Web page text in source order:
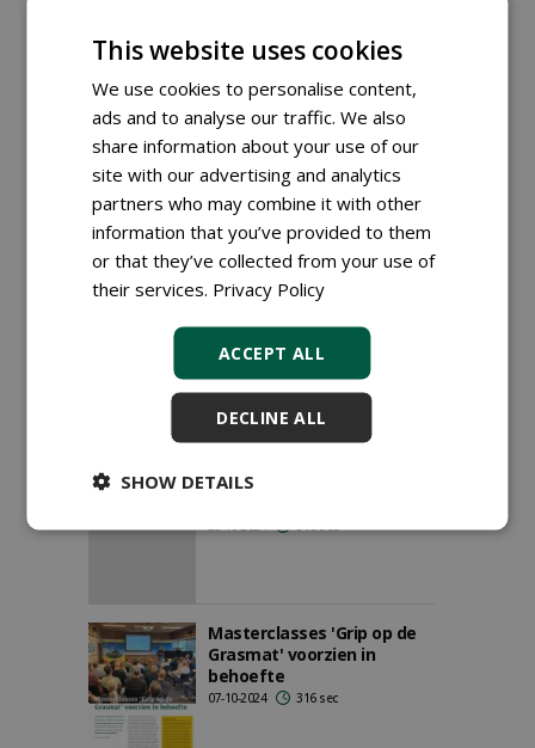
Nico van Vuuren blikt terug
op succes SGL: 'Wij waren
dag en nacht met ons
bedrijf bezig'
01-04-2025 330 sec
'Gene-editing kan drempels
wegnemen'
15-11-2024 176 sec
Grasmat' voorzien in
25-10-2024 316 sec
Masterclasses 'Grip op de
Grasmat' voorzien in
behoefte
07-10-2024 316 sec
This website uses cookies
We use cookies to personalise content,
ads and to analyse our traffic. We also
share information about your use of our
site with our advertising and analytics
partners who may combine it with other
information that you’ve provided to them
or that they’ve collected from your use of
their services. Privacy Policy
ACCEPT ALL
DECLINE ALL
SHOW DETAILS